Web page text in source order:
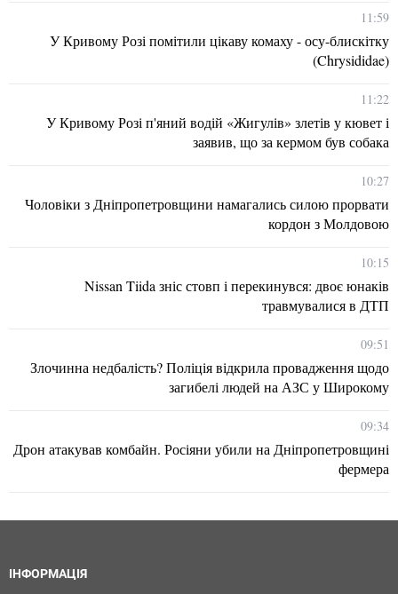
11:59
У Кривому Розі помітили цікаву комаху - осу-блискітку
(Chrysididae)
11:22
У Кривому Розі п'яний водій «Жигулів» злетів у кювет і
заявив, що за кермом був собака
10:27
Чоловіки з Дніпропетровщини намагались силою прорвати
кордон з Молдовою
10:15
Nissan Tiida зніс стовп і перекинувся: двоє юнаків
травмувалися в ДТП
09:51
Злочинна недбалість? Поліція відкрила провадження щодо
загибелі людей на АЗС у Широкому
09:34
Дрон атакував комбайн. Росіяни убили на Дніпропетровщині
фермера
ІНФОРМАЦІЯ